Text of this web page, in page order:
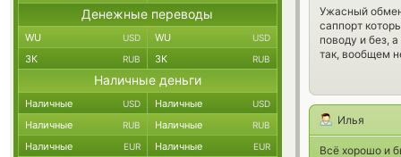
Ужасный
саппорт
поводу и без,
так, вообщем
Илья
Всё хорошо и
Денежные переводы
WU USD WU USD
ЗК RUB ЗК RUB
Наличные деньги
Наличные USD Наличные USD
Наличные RUB Наличные RUB
Наличные EUR Наличные EUR